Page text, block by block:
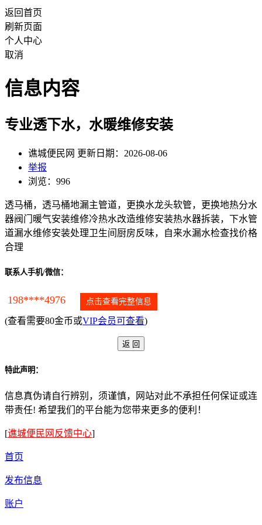
返回首页
刷新页面
个人中心
取消
信息内容
专业透下水，水暖维修安装
谯城便民网 更新日期：2026-08-06
举报
浏览：996
透马桶，透马桶地漏主管道，更换水龙头软管，更换地热分水
器阀门暖气安装维修冷热水改造维修安装热水器拆装，下水管
道漏水维修安装处理卫生间厨房反味，自来水漏水检查找价格
合理
联系人手机/微信：
198****4976 点击查看完整信息
(查看需要80金币或VIP会员可查看)
特此声明：
信息真伪请自行辨别，须谨慎，网站对此不承担任何保证或连
带责任! 希望我们的平台能为您带来更多的便利！
[谯城便民网反馈中心]
首页
发布信息
账户